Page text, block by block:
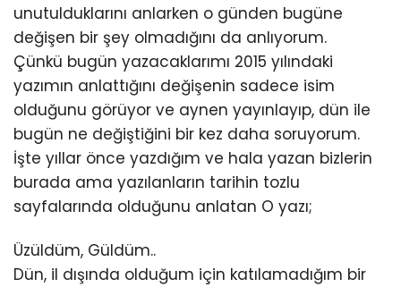
unutulduklarını anlarken o günden bugüne
değişen bir şey olmadığını da anlıyorum.
Çünkü bugün yazacaklarımı 2015 yılındaki
yazımın anlattığını değişenin sadece isim
olduğunu görüyor ve aynen yayınlayıp, dün ile
bugün ne değiştiğini bir kez daha soruyorum.
İşte yıllar önce yazdığım ve hala yazan bizlerin
burada ama yazılanların tarihin tozlu
sayfalarında olduğunu anlatan O yazı;
Üzüldüm, Güldüm..
Dün, il dışında olduğum için katılamadığım bir